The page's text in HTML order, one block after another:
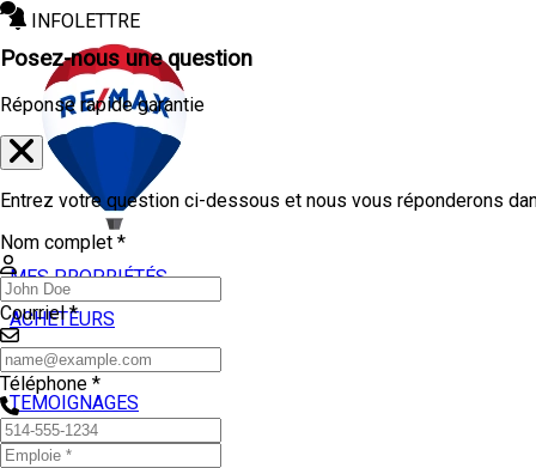
INFOLETTRE
MES PROPRIÉTÉS
ACHETEURS
VENDEURS
TEMOIGNAGES
OUTILS
Posez-nous une question
Réponse rapide garantie
Entrez votre question ci-dessous et nous vous réponderons
Nom complet *
Courriel *
Téléphone *